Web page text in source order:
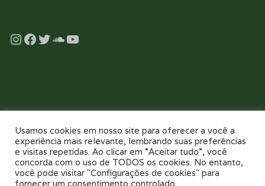
Instagram
Facebook
Twitter
Soundcloud
YouTube
Desenvolvido com essência pela:
Usamos cookies em nosso site para oferecer a você a
experiência mais relevante, lembrando suas preferências
e visitas repetidas. Ao clicar em “Aceitar tudo”, você
concorda com o uso de TODOS os cookies. No entanto,
você pode visitar "Configurações de cookies" para
fornecer um consentimento controlado.